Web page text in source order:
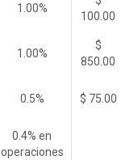
1.00%
100.00
1.00%
$
850.00
0.5% $ 75.00
0.4% en
operaciones